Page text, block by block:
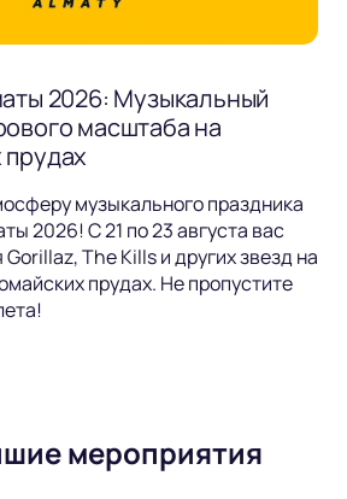
2026: Музыкальный
масштаба на
музыкального праздника
2026! С 21 по 23 августа вас
The Kills и других звезд на
прудах. Не пропустите
мероприятия